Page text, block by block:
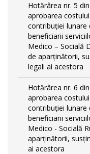
Hotărârea nr. 5
aprobarea
contribuției lunare
beneficiarii
Medico – Socială
de aparținătorii,
legali ai acestora
Hotărârea nr. 6
aprobarea
contribuției lunare
beneficiarii
Medico - Socială
aparținătorii,
ai acestora